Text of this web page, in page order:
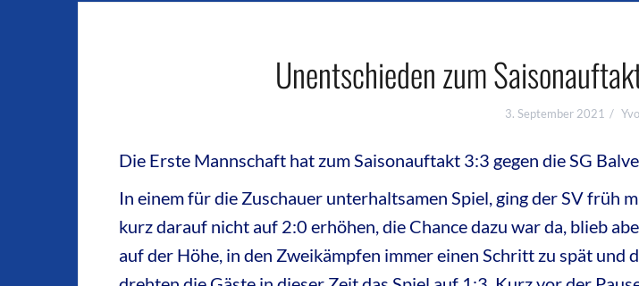
Unentschieden zum
3. September 2021
Die Erste Mannschaft hat zum Saisonauftakt 3:3 gegen die SG
In einem für die Zuschauer unterhaltsamen Spiel, ging der SV früh
kurz darauf nicht auf 2:0 erhöhen, die Chance dazu war da, blieb
auf der Höhe, in den Zweikämpfen immer einen Schritt zu spät